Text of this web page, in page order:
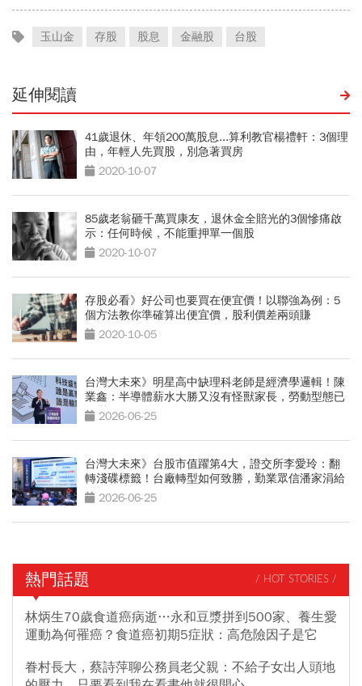
玉山金 存股 股息 金融股 台股
延伸閱讀
41歲退休、年領200萬股息...算利教官楊禮軒：3個理
由，年輕人先買股，別急著買房
2020-10-07
85歲老翁砸千萬買康友，退休金全賠光的3個慘痛啟
示：任何時候，不能重押單一個股
2020-10-07
存股必看》好公司也要買在便宜價！以聯強為例：5
個方法教你準確算出便宜價，股利價差兩頭賺
2020-10-05
台灣大未來》明星高中缺理科老師是經濟學邏輯！陳
業鑫：半導體薪水大勝又沒有怪獸家長，勞動型態已
轉變2026-06-25
台灣大未來》台股市值躍第4大，證交所李愛玲：翻
轉淺碟標籤！台廠轉型如何致勝，勤業眾信潘家涓給
3策略2026-06-25
熱門話題 / HOT STORIES /
林炳生70歲食道癌病逝…永和豆漿拼到500家、養生愛
運動為何罹癌？食道癌初期5症狀：高危險因子是它
眷村長大，蔡詩萍聊公務員老父親：不給子女出人頭地